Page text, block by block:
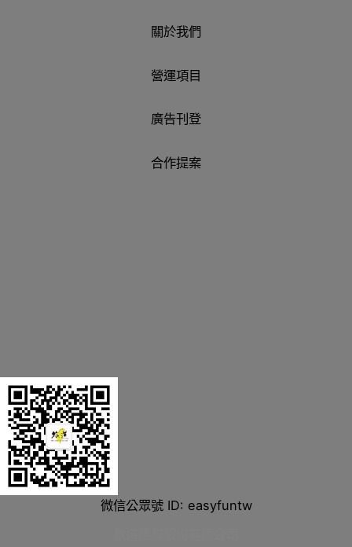
關於我們
營運項目
廣告刊登
合作提案
微信公眾號 ID: easyfuntw